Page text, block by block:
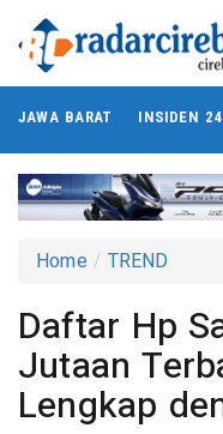
JAWA BARAT INSIDEN
Home TREND
Daftar Hp
Jutaan
Lengkap